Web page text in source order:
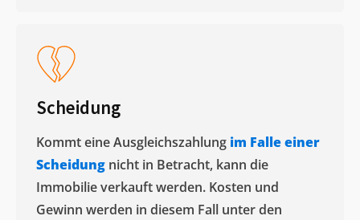
Scheidung
Kommt eine Ausgleichszahlung im Falle einer
Scheidung nicht in Betracht, kann die
Immobilie verkauft werden. Kosten und
Gewinn werden in diesem Fall unter den